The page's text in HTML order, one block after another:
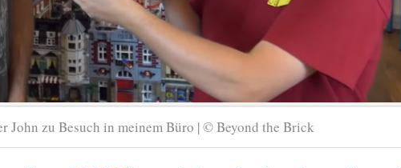
John zu Besuch in meinem Büro | © Beyond the Brick